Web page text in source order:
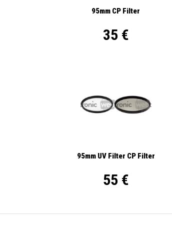
95mm CP Filter
35 €
95mm UV Filter CP Filter
55 €